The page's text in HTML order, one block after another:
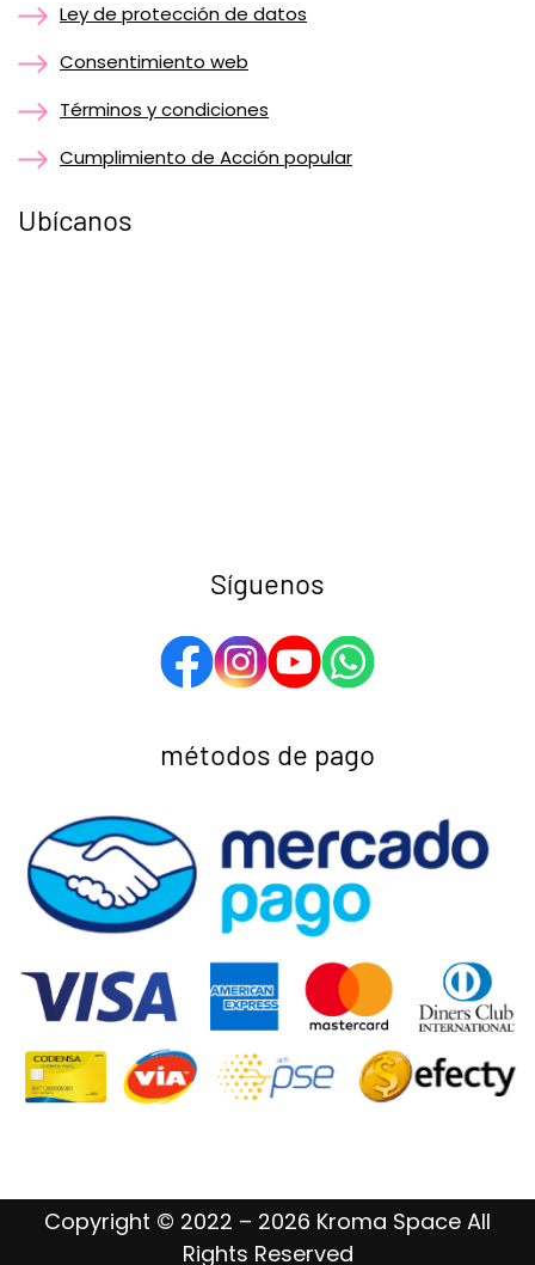
Ley de protección de datos
Consentimiento web
Términos y condiciones
Cumplimiento de Acción popular
Ubícanos
Síguenos
métodos de pago
Copyright © 2022 – 2026 Kroma Space All
Rights Reserved